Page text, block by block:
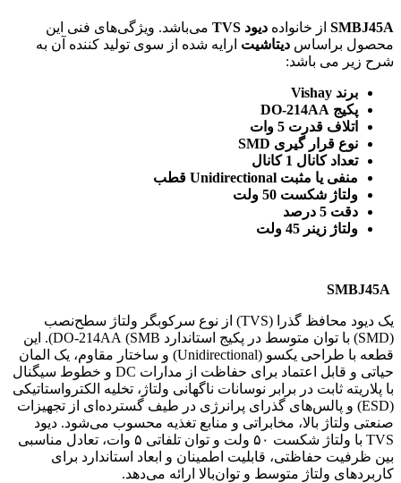
SMBJ45A از خانواده دیود TVS
می‌باشد. ویژگی‌های فنی این
محصول براساس دیتاشیت ارایه شده از سوی تولید کننده آن به
شرح زیر می باشد:
برند Vishay
پکیج DO-214AA
اتلاف قدرت 5 وات
نوع قرار گیری SMD
تعداد کانال 1 کانال
منفی یا مثبت Unidirectional قطب
ولتاژ شکست 50 ولت
دقت 5 درصد
ولتاژ زینر 45 ولت
یک دیود محافظ گذرا (TVS) از نوع سرکوبگر ولتاژ سطح‌نصب
(SMD) با توان متوسط در پکیج استاندارد DO-214AA (SMB). این
قطعه با طراحی یکسو (Unidirectional) و ساختار مقاوم، یک المان
حیاتی و قابل اعتماد برای حفاظت از مدارات DC و خطوط سیگنال
با پلاریته ثابت در برابر نوسانات ناگهانی ولتاژ، تخلیه الکترواستاتیکی
(ESD) و پالس‌های گذرای پرانرژی در طیف گسترده‌ای از تجهیزات
صنعتی ولتاژ بالا، مخابراتی و منابع تغذیه محسوب می‌شود. دیود
TVS با ولتاژ شکست ۵۰ ولت و توان تلفاتی ۵ وات، تعادل مناسبی
بین ظرفیت حفاظتی، قابلیت اطمینان و ابعاد استاندارد برای
کاربردهای ولتاژ متوسط و توان‌بالا ارائه می‌دهد.